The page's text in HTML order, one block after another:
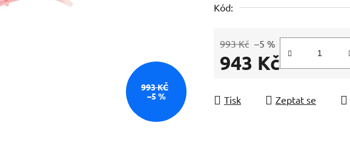
z
hvězdiček.
Kód:
993 Kč –5 %
943 Kč
Tisk Zeptat se
993 KČ
–5 %